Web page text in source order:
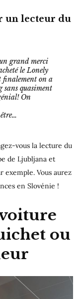
un lecteur du
grand merci
le Lonely
finalement on a
sans quasiment
On
vous la lecture du
de Ljubljana et
exemple. Vous aurez
en Slovénie !
ou